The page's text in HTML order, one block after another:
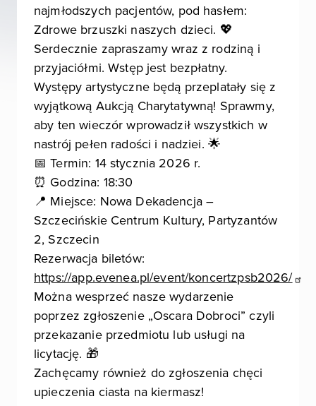
najmłodszych pacjentów, pod hasłem:
Zdrowe brzuszki naszych dzieci. 💖
Serdecznie zapraszamy wraz z rodziną i
przyjaciółmi. Wstęp jest bezpłatny.
Występy artystyczne będą przeplatały się z
wyjątkową Aukcją Charytatywną! Sprawmy,
aby ten wieczór wprowadził wszystkich w
nastrój pełen radości i nadziei. 🌟
📅 Termin: 14 stycznia 2026 r.
⏰ Godzina: 18:30
📍 Miejsce: Nowa Dekadencja –
Szczecińskie Centrum Kultury, Partyzantów
2, Szczecin
Rezerwacja biletów:
https://app.evenea.pl/event/koncertzpsb2026/
Można wesprzeć nasze wydarzenie
poprzez zgłoszenie „Oscara Dobroci” czyli
przekazanie przedmiotu lub usługi na
licytację. 🎁
Zachęcamy również do zgłoszenia chęci
upieczenia ciasta na kiermasz!